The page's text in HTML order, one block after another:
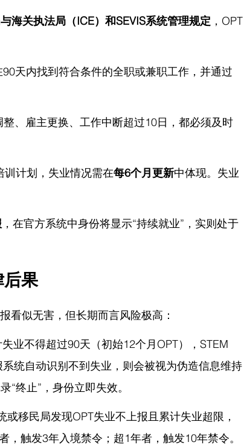
海关执法局（ICE）和SEVIS系统管理规定 ，OPT
天内找到符合条件的全职或兼职工作，并通过
、雇主更换、工作中断超过10日，都必须及时
训计划，失业情况需在每6个月更新中体现。失业
，在官方系统中身份将显示“持续就业”，实则处于
果
看似无害，但长期而言风险极高：
业不得超过90天（初始12个月OPT），STEM
统自动识别不到失业，则会被视为伪造信息维持
“终止”，身份立即失效。
或移民局发现OPT失业不上报且累计失业超限，
触发3年入境禁令；超1年者，触发10年禁令。